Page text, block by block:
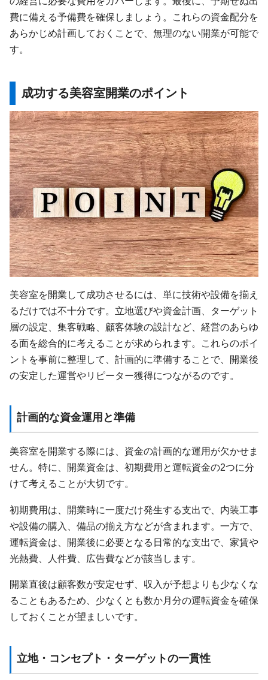
費に備える予備費を確保しましょう。これらの資金配分を
あらかじめ計画しておくことで、無理のない開業が可能で
す。
成功する美容室開業のポイント
美容室を開業して成功させるには、単に技術や設備を揃え
るだけでは不十分です。立地選びや資金計画、ターゲット
層の設定、集客戦略、顧客体験の設計など、経営のあらゆ
る面を総合的に考えることが求められます。これらのポイ
ントを事前に整理して、計画的に準備することで、開業後
の安定した運営やリピーター獲得につながるのです。
計画的な資金運用と準備
美容室を開業する際には、資金の計画的な運用が欠かせま
せん。特に、開業資金は、初期費用と運転資金の2つに分
けて考えることが大切です。
初期費用は、開業時に一度だけ発生する支出で、内装工事
や設備の購入、備品の揃え方などが含まれます。一方で、
運転資金は、開業後に必要となる日常的な支出で、家賃や
光熱費、人件費、広告費などが該当します。
開業直後は顧客数が安定せず、収入が予想よりも少なくな
ることもあるため、少なくとも数か月分の運転資金を確保
しておくことが望ましいです。
立地・コンセプト・ターゲットの一貫性